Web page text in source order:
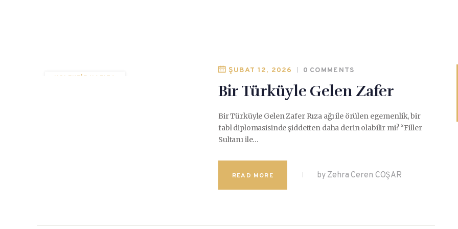
KOLEKTIF HAFIZA
ŞUBAT 12, 2026 0 COMMENTS
Bir Türküyle Gelen Zafer
Bir Türküyle Gelen Zafer Rıza ağı ile örülen egemenlik, bir
fabl diplomasisinde şiddetten daha derin olabilir mi? “Filler
Sultanı ile…
READ MORE by Zehra Ceren COŞAR